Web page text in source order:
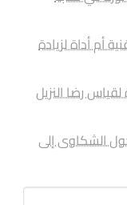
أم أداة لزيادة
رضا النزيل
الشكاوى إلى